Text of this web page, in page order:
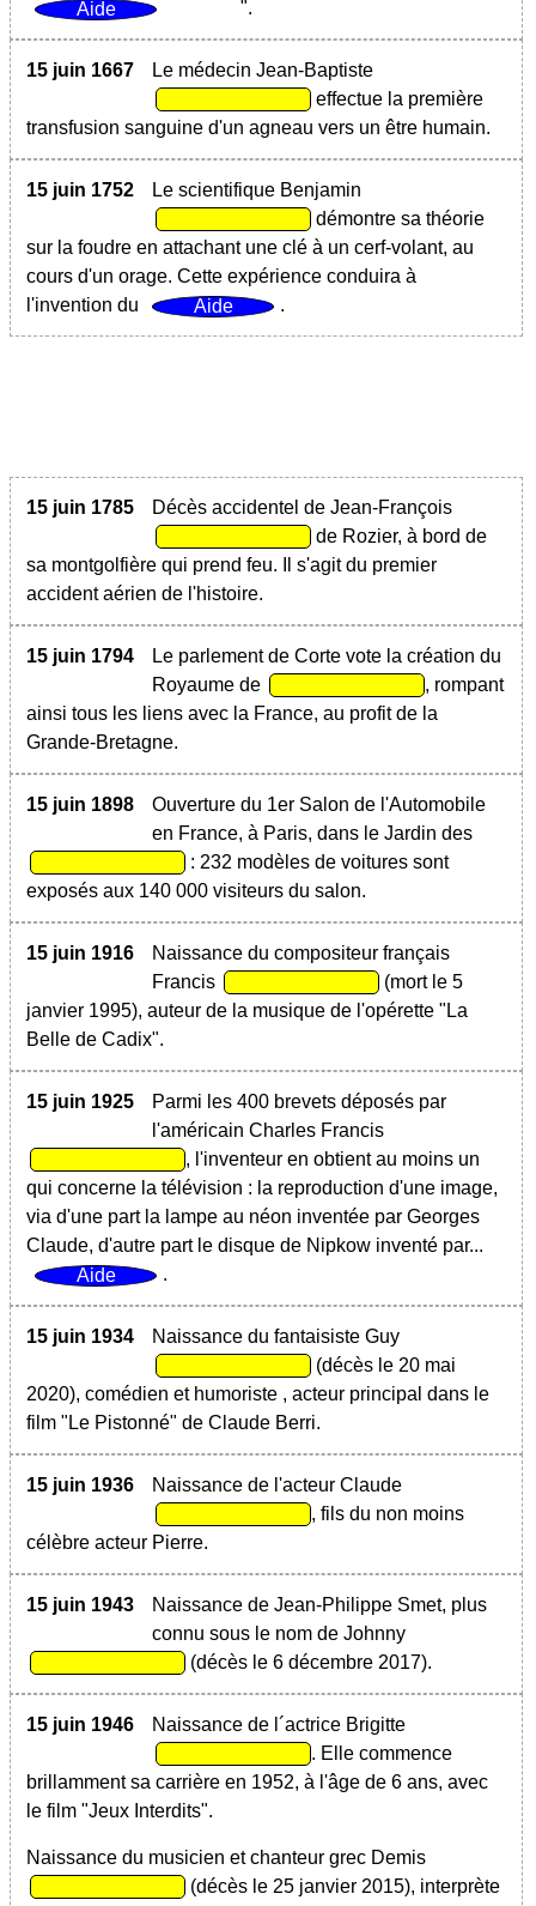
".
15 juin 1667
Le médecin Jean-Baptiste
effectue la première
transfusion sanguine d'un agneau vers un être humain.
15 juin 1752
Le scientifique Benjamin
démontre sa théorie
sur la foudre en attachant une clé à un cerf-volant, au
cours d'un orage. Cette expérience conduira à
l'invention du
.
15 juin 1785
Décès accidentel de Jean-François
de Rozier, à bord de
sa montgolfière qui prend feu. Il s'agit du premier
accident aérien de l'histoire.
15 juin 1794
Le parlement de Corte vote la création du
Royaume de
, rompant
ainsi tous les liens avec la France, au profit de la
Grande-Bretagne.
15 juin 1898
Ouverture du 1er Salon de l'Automobile
en France, à Paris, dans le Jardin des
: 232 modèles de voitures sont
exposés aux 140 000 visiteurs du salon.
15 juin 1916
Naissance du compositeur français
Francis
(mort le 5
janvier 1995), auteur de la musique de l'opérette "La
Belle de Cadix".
15 juin 1925
Parmi les 400 brevets déposés par
l'américain Charles Francis
, l'inventeur en obtient au moins un
qui concerne la télévision : la reproduction d'une image,
via d'une part la lampe au néon inventée par Georges
Claude, d'autre part le disque de Nipkow inventé par...
.
15 juin 1934
Naissance du fantaisiste Guy
(décès le 20 mai
2020), comédien et humoriste , acteur principal dans le
film "Le Pistonné" de Claude Berri.
15 juin 1936
Naissance de l'acteur Claude
, fils du non moins
célèbre acteur Pierre.
15 juin 1943
Naissance de Jean-Philippe Smet, plus
connu sous le nom de Johnny
(décès le 6 décembre 2017).
15 juin 1946
Naissance de l´actrice Brigitte
. Elle commence
brillamment sa carrière en 1952, à l'âge de 6 ans, avec
le film "Jeux Interdits".
Naissance du musicien et chanteur grec Demis
(décès le 25 janvier 2015), interprète